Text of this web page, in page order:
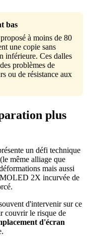
bas
à moins de 80
une copie sans
inférieure. Ces dalles
problèmes de
ou de résistance aux
plus
un défi technique
(le même alliage que
mais aussi
2X incurvée de
d'intervenir sur ce
couvrir le risque de
d'écran